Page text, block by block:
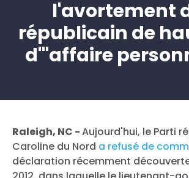
l'avortement
républicain de
d'"affaire
Raleigh, NC -Aujourd'hui, le Parti
Caroline du Nord a refusé de
déclaration récemment